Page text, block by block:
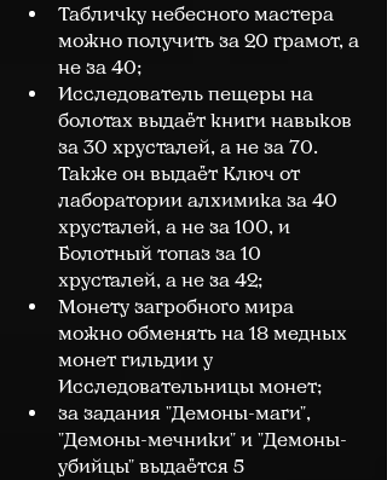
Табличку небесного мастера
можно получить за 20 грамот, а
не за 40;
Исследователь пещеры на
болотах выдаёт книги навыков
за 30 хрусталей, а не за 70.
Также он выдаёт Ключ от
лаборатории алхимика за 40
хрусталей, а не за 100, и
Болотный топаз за 10
хрусталей, а не за 42;
Монету загробного мира
можно обменять на 18 медных
монет гильдии у
Исследовательницы монет;
за задания "Демоны-маги",
"Демоны-мечники" и "Демоны-
убийцы" выдаётся 5